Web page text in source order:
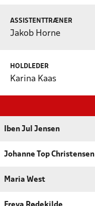
ASSISTENTTRÆNER
Jakob Horne
HOLDLEDER
Karina Kaas
Iben Jul Jensen
Johanne Top Christensen
Maria West